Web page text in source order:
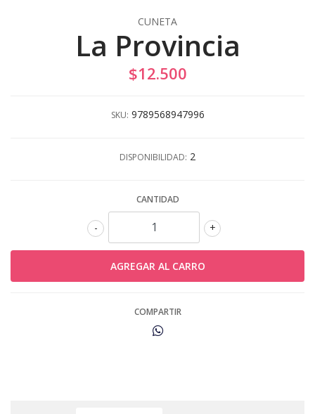
CUNETA
La Provincia
$12.500
SKU: 9789568947996
DISPONIBILIDAD: 2
CANTIDAD
+
-
COMPARTIR